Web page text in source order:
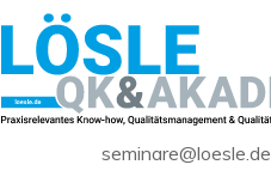
seminare@loesle.de